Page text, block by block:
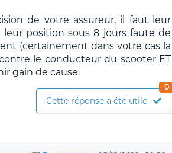
de votre assureur, il faut leur
position sous 8 jours faute de
(certainement dans votre cas la
le conducteur du scooter ET
gain de cause.
Cette réponse a été utile
0